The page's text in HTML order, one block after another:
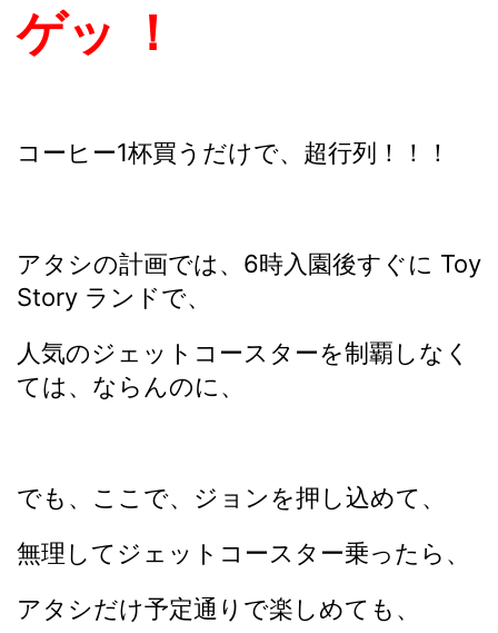
ゲッ ！
コーヒー1杯買うだけで、超行列！！！
アタシの計画では、6時入園後すぐに Toy
Story ランドで、
人気のジェットコースターを制覇しなく
ては、ならんのに、
でも、ここで、ジョンを押し込めて、
無理してジェットコースター乗ったら、
アタシだけ予定通りで楽しめても、